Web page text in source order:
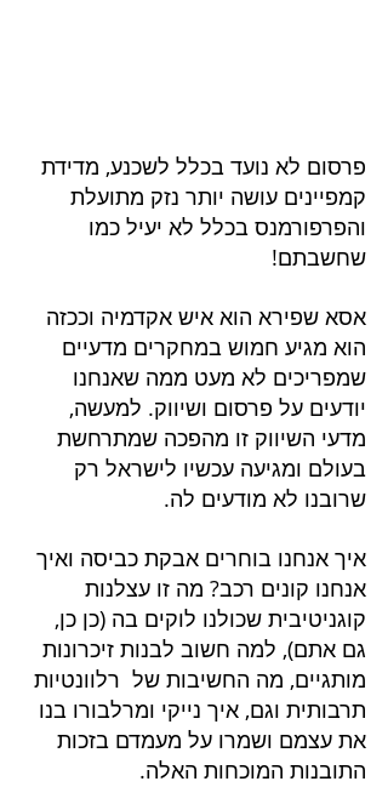
פרסום לא נועד בכלל לשכנע, מדידת
קמפיינים עושה יותר נזק מתועלת
והפרפורמנס בכלל לא יעיל כמו
שחשבתם!
אסא שפירא הוא איש אקדמיה וככזה
הוא מגיע חמוש במחקרים מדעיים
שמפריכים לא מעט ממה שאנחנו
יודעים על פרסום ושיווק. למעשה,
מדעי השיווק זו מהפכה שמתרחשת
בעולם ומגיעה עכשיו לישראל רק
שרובנו לא מודעים לה.
איך אנחנו בוחרים אבקת כביסה ואיך
אנחנו קונים רכב? מה זו עצלנות
קוגניטיבית שכולנו לוקים בה (כן כן,
גם אתם), למה חשוב לבנות זיכרונות
מותגיים, מה החשיבות של  רלוונטיות
תרבותית וגם, איך נייקי ומרלבורו בנו
את עצמם ושמרו על מעמדם בזכות
התובנות המוכחות האלה.